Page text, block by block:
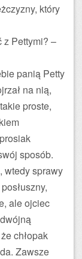
który
z Pettymi? –
panią Petty
na nią,
proste,
sposób.
wtedy sprawy
ale ojciec
chłopak
Zawsze